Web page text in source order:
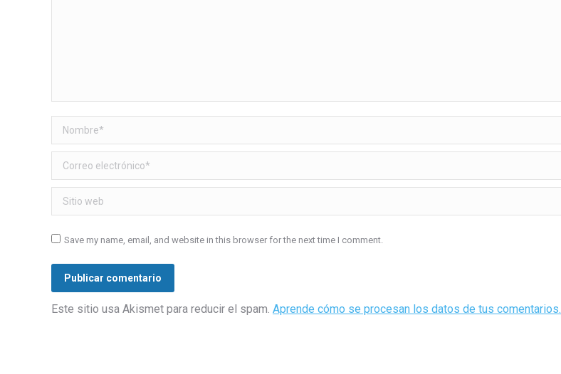
Nombre *
Correo electrónico *
Sitio web
Save my name, email, and website in this browser for the next time I comment.
Publicar comentario
Este sitio usa Akismet para reducir el spam. Aprende cómo se procesan los datos de tus comentarios.